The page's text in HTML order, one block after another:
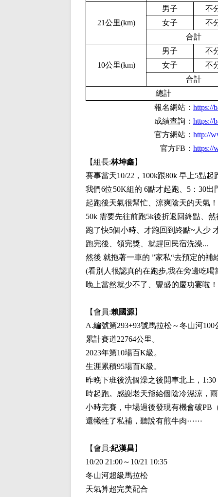
21公里(km)
男子
不
女子
不
合計
10公里(km)
男子
不
女子
不
合計
總計
報名網站： https://
成績查詢： https://
官方網站： http://
官方FB ： https://
【組長:林坤鑫】
賽事當天10/22，100k跟80k 早上5點
我們6位50K組的 6點才起跑、5：30
起跑後天氣很幫忙、涼爽陰天的天氣！
50k 需要先往前跑5k後折返回終點、
跑了快5個小時、才跑回到終點~人少
跑完後、領完獎、就趕回民宿洗澡...
然後 就拖著一車的 ”家私“去預定的補
(看別人很認真的在跑步,我在旁邊吃
晚上當然就少不了、豐盛的慶功宴啦！
【會員:賴國源】
A.編號第293+93號馬拉松～冬山河
累計賽道22764公里。
2023年第10場百K級。
生涯累積95場百K級。
昨晚下班後洗個澡之後開車北上，
時起跑。感謝老天爺給個陰冷濕涼，
小時完賽，中場過後發現有機會破PB
還犧牲了私補，聽說有煎牛肉⋯⋯
【會員:紀漢昌 】
10/20 21:00～10/21 10:35
冬山河超級馬拉松
天氣算超完美配合